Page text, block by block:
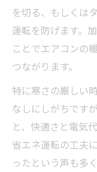
を切る、もしくは
運転を防げます。
ことでエアコンの
つながります。
特に寒さの厳しい
なしにしがちです
と、快適さと電気
省エネ運転の工夫
ったという声も多